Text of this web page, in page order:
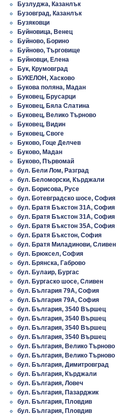
Бузлуджа, Казанлък
Бузовград, Казанлък
Бузяковци
Буйновица, Венец
Буйново, Борино
Буйново, Търговище
Буйновци, Елена
Бук, Крумовград
БУКЕЛОН, Хасково
Букова поляна, Мадан
Буковец, Брусарци
Буковец, Бяла Слатина
Буковец, Велико Търново
Буковец, Видин
Буковец, Своге
Буково, Гоце Делчев
Буково, Мадан
Буково, Първомай
бул. Бели Лом, Разград
бул. Беломорски, Кърджали
бул. Борисова, Русе
бул. Ботевградско шосе, София
бул. Братя Бъкстон 31A, София
бул. Братя Бъкстон 31A, София
бул. Братя Бъкстон 35A, София
бул. Братя Бъкстон, София
бул. Братя Миладинови, Сливен
бул. Брюксел, София
бул. Брянска, Габрово
бул. Булаир, Бургас
бул. Бургаско шосе, Сливен
бул. България 79A, София
бул. България 79A, София
бул. България, 3540 Вършец
бул. България, 3540 Вършец
бул. България, 3540 Вършец
бул. България, 3540 Вършец
бул. България, Велико Търново
бул. България, Велико Търново
бул. България, Димитровград
бул. България, Кърджали
бул. България, Ловеч
бул. България, Пазарджик
бул. България, Пловдив
бул. България, Пловдив